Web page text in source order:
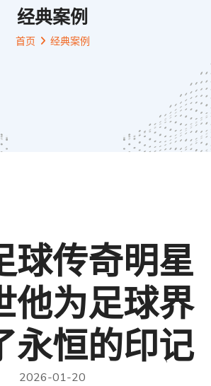
经典案例
首页 经典案例
球传奇明星
他为足球界
永恒的印记
2026-01-20